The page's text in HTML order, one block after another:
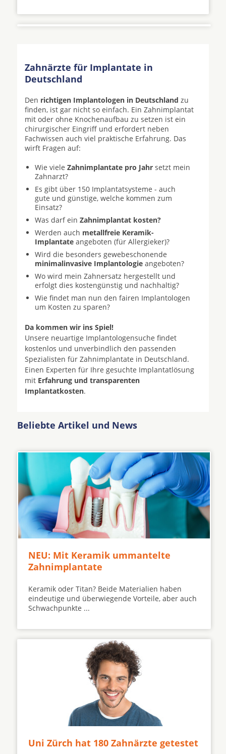
Zahnärzte für Implantate in
Deutschland
Den richtigen Implantologen in Deutschland zu
finden, ist gar nicht so einfach. Ein Zahnimplantat
mit oder ohne Knochenaufbau zu setzen ist ein
chirurgischer Eingriff und erfordert neben
Fachwissen auch viel praktische Erfahrung. Das
wirft Fragen auf:
Wie viele Zahnimplantate pro Jahr setzt mein
Zahnarzt?
Es gibt über 150 Implantatsysteme - auch
gute und günstige, welche kommen zum
Einsatz?
Was darf ein Zahnimplantat kosten?
Werden auch metallfreie Keramik-
Implantate angeboten (für Allergieker)?
Wird die besonders gewebeschonende
minimalinvasive Implantologie angeboten?
Wo wird mein Zahnersatz hergestellt und
erfolgt dies kostengünstig und nachhaltig?
Wie findet man nun den fairen Implantologen
um Kosten zu sparen?
Da kommen wir ins Spiel!
Unsere neuartige Implantologensuche findet
kostenlos und unverbindlich den passenden
Spezialisten für Zahnimplantate in Deutschland.
Einen Experten für Ihre gesuchte Implantatlösung
mit Erfahrung und transparenten
Implantatkosten.
Beliebte Artikel und News
NEU: Mit Keramik ummantelte
Zahnimplantate
Keramik oder Titan? Beide Materialien haben
eindeutige und überwiegende Vorteile, aber auch
Schwachpunkte ...
Uni Zürch hat 180 Zahnärzte getestet